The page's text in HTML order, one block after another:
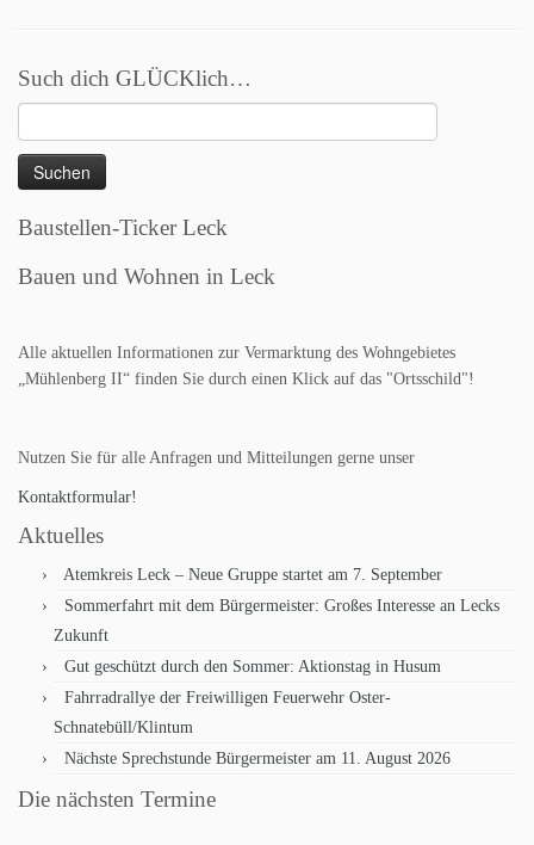
Such dich GLÜCKlich…
nach:
Baustellen-Ticker Leck
Bauen und Wohnen in Leck
Alle aktuellen Informationen zur Vermarktung des Wohngebietes
„Mühlenberg II“ finden Sie durch einen Klick auf das "Ortsschild"!
Nutzen Sie für alle Anfragen und Mitteilungen gerne unser
Kontaktformular!
Aktuelles
Atemkreis Leck – Neue Gruppe startet am 7. September
Sommerfahrt mit dem Bürgermeister: Großes Interesse an Lecks
Zukunft
Gut geschützt durch den Sommer: Aktionstag in Husum
Fahrradrallye der Freiwilligen Feuerwehr Oster-
Schnatebüll/Klintum
Nächste Sprechstunde Bürgermeister am 11. August 2026
Die nächsten Termine